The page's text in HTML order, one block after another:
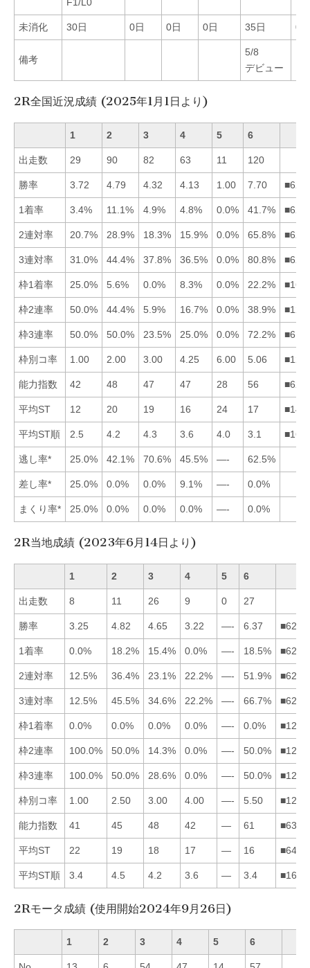
未消化 30日 0日 0日 0日 35日 0日
備考
5/8
デビュー
2R全国近況成績 (2025年1月1日より)
1 2 3 4 5 6
出走数 29 90 82 63 11 120
勝率 3.72 4.79 4.32 4.13 1.00 7.70
1着率 3.4% 11.1% 4.9% 4.8% 0.0% 41.7%
2連対率 20.7% 28.9% 18.3% 15.9% 0.0% 65.8%
3連対率 31.0% 44.4% 37.8% 36.5% 0.0% 80.8%
枠1着率 25.0% 5.6% 0.0% 8.3% 0.0% 22.2%
枠2連率 50.0% 44.4% 5.9% 16.7% 0.0% 38.9%
枠3連率 50.0% 50.0% 23.5% 25.0% 0.0% 72.2%
枠別コ率 1.00 2.00 3.00 4.25 6.00 5.06
能力指数 42 48 47 47 28 56
平均ST 12 20 19 16 24 17
平均ST順 2.5 4.2 4.3 3.6 4.0 3.1
逃し率* 25.0% 42.1% 70.6% 45.5% —- 62.5%
差し率* 25.0% 0.0% 0.0% 9.1% —- 0.0%
まくり率* 25.0% 0.0% 0.0% 0.0% —- 0.0%
2R当地成績 (2023年6月14日より)
1 2 3 4 5 6
出走数 8 11 26 9 0 27
勝率 3.25 4.82 4.65 3.22 —- 6.37
1着率 0.0% 18.2% 15.4% 0.0% —- 18.5%
2連対率 12.5% 36.4% 23.1% 22.2% —- 51.9%
3連対率 12.5% 45.5% 34.6% 22.2% —- 66.7%
枠1着率 0.0% 0.0% 0.0% 0.0% —- 0.0%
枠2連率 100.0% 50.0% 14.3% 0.0% —- 50.0%
枠3連率 100.0% 50.0% 28.6% 0.0% —- 50.0%
枠別コ率 1.00 2.50 3.00 4.00 —- 5.50
能力指数 41 45 48 42 — 61
平均ST 22 19 18 17 — 16
平均ST順 3.4 4.5 4.2 3.6 — 3.4
2Rモータ成績 (使用開始2024年9月26日)
1 2 3 4 5 6